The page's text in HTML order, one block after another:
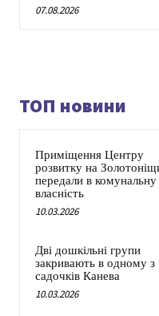
07.08.2026
ТОП новини
Приміщення Центру
розвитку на
передали в комунальну
власність
10.03.2026
Дві дошкільні групи
закривають в одному з
садочків Канева
10.03.2026